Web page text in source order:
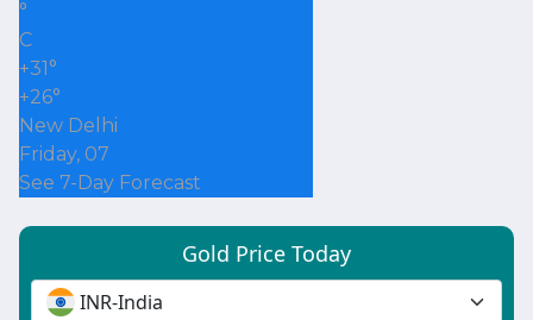
°
C
+31°
+26°
New Delhi
Friday, 07
See 7-Day Forecast